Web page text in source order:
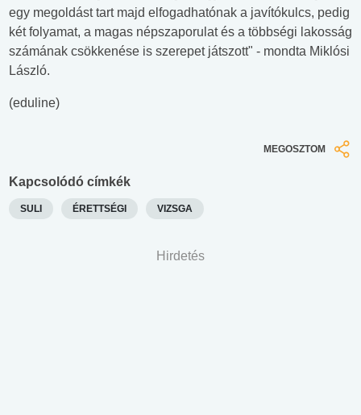
egy megoldást tart majd elfogadhatónak a javítókulcs, pedig
két folyamat, a magas népszaporulat és a többségi lakosság
számának csökkenése is szerepet játszott" - mondta Miklósi
László.
(eduline)
MEGOSZTOM
Kapcsolódó címkék
SULI ÉRETTSÉGI VIZSGA
Hirdetés